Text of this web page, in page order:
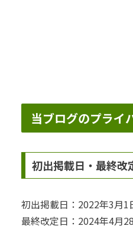
当ブログのプライ
初出掲載日・最終改
初出掲載日：2022年3月1
最終改定日：2024年4月